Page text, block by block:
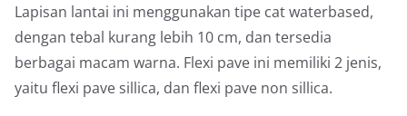
Lapisan lantai ini menggunakan tipe cat waterbased,
dengan tebal kurang lebih 10 cm, dan tersedia
berbagai macam warna. Flexi pave ini memiliki 2 jenis,
yaitu flexi pave sillica, dan flexi pave non sillica.